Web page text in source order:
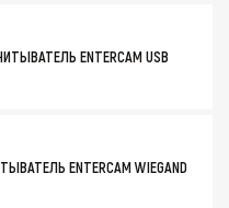
ENTERCAM USB
ENTERCAM WIEGAND